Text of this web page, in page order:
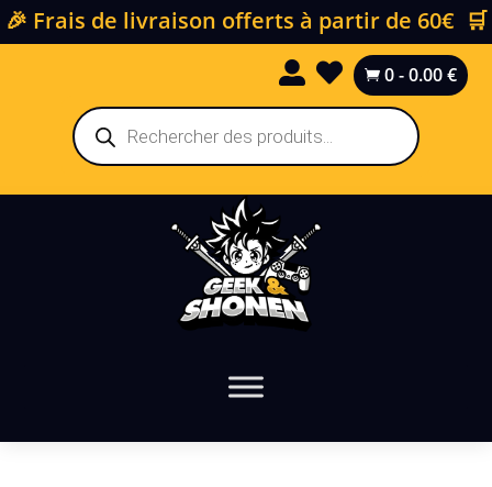
🎉 Frais de livraison offerts à partir de 60€ 🛒
   0-0.00€
Recherche
de
produits